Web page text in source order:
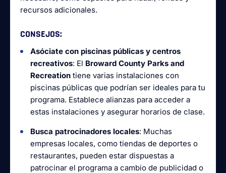
recursos adicionales.
CONSEJOS:
Asóciate con piscinas públicas y centros
recreativos: El Broward County Parks and
Recreation tiene varias instalaciones con
piscinas públicas que podrían ser ideales para tu
programa. Establece alianzas para acceder a
estas instalaciones y asegurar horarios de clase.
Busca patrocinadores locales: Muchas
empresas locales, como tiendas de deportes o
restaurantes, pueden estar dispuestas a
patrocinar el programa a cambio de publicidad o